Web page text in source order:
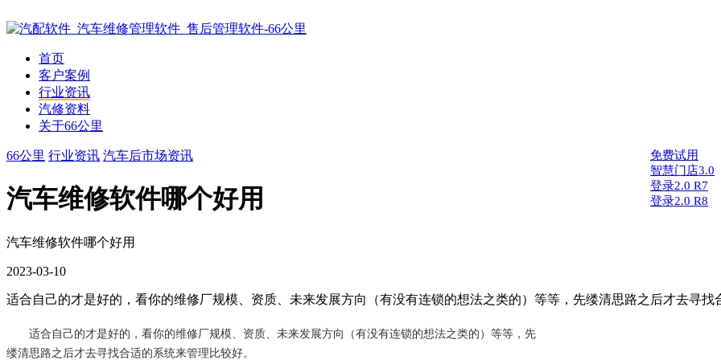
首页
客户案例
行业资讯
汽修资料
关于66公里
免费试用
智慧门店3.0
登录2.0 R7
登录2.0 R8
66公里 行业资讯 汽车后市场资讯
汽车维修软件哪个好用
汽车维修软件哪个好用
2023-03-10
适合自己的才是好的，看你的维修厂规模、资质、未来发展方向（有没有连锁的想法之类的）等等，先缕清思路之后才去寻找
适合自己的才是好的，看你的维修厂规模、资质、未来发展方向（有没有连锁的想法之类的）等等，先
缕清思路之后才去寻找合适的系统来管理比较好。